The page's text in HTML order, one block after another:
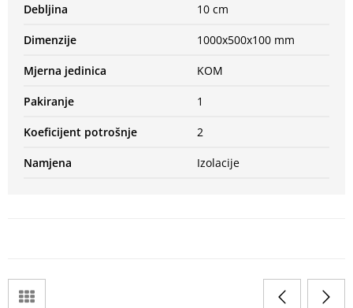
Debljina 10 cm
Dimenzije 1000x500x100 mm
Mjerna jedinica KOM
Pakiranje 1
Koeficijent potrošnje 2
Namjena Izolacije